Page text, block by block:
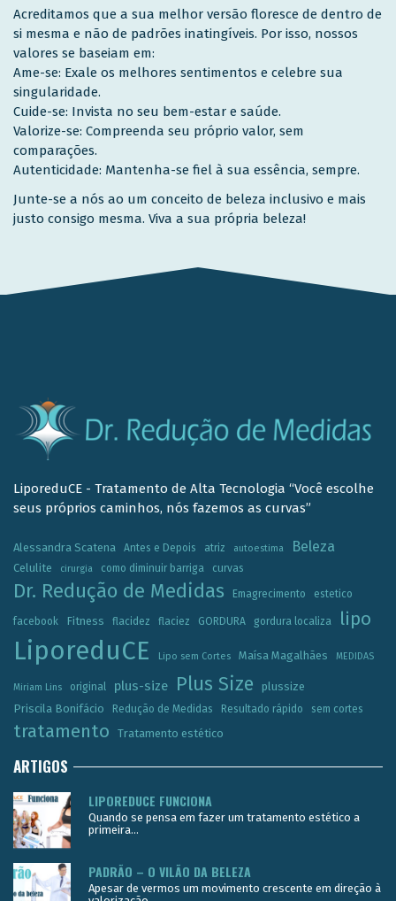
Acreditamos que a sua melhor versão floresce de dentro de
si mesma e não de padrões inatingíveis. Por isso, nossos
valores se baseiam em:
Ame-se: Exale os melhores sentimentos e celebre sua
singularidade.
Cuide-se: Invista no seu bem-estar e saúde.
Valorize-se: Compreenda seu próprio valor, sem
comparações.
Autenticidade: Mantenha-se fiel à sua essência, sempre.
Junte-se a nós ao um conceito de beleza inclusivo e mais
justo consigo mesma. Viva a sua própria beleza!
LiporeduCE - Tratamento de Alta Tecnologia “Você escolhe
seus próprios caminhos, nós fazemos as curvas”
Alessandra Scatena Antes e Depois atriz autoestima Beleza
Celulite cirurgia como diminuir barriga curvas
Dr. Redução de Medidas Emagrecimento estetico
facebook Fitness flacidez flaciez GORDURA gordura localiza lipo
LiporeduCE Lipo sem Cortes Maísa Magalhães MEDIDAS
Miriam Lins original plus-size Plus Size
plussize
Priscila Bonifácio
Redução de Medidas Resultado rápido sem cortes
tratamento Tratamento estético
ARTIGOS
LIPOREDUCE FUNCIONA
Quando se pensa em fazer um tratamento estético a
primeira...
PADRÃO – O VILÃO DA BELEZA
Apesar de vermos um movimento crescente em direção à